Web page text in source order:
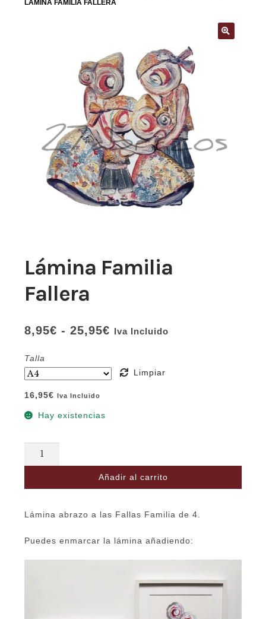
LÁMINA FAMILIA FALLERA
Lámina Familia
Fallera
8,95€ - 25,95€ Rango
desde
Iva Incluido
Talla
Limpiar
16,95€ Iva Incluido
Hay existencias
Lámina
cantidad
Añadir al carrito
Lámina abrazo a las Fallas Familia de 4.
Puedes enmarcar la lámina añadiendo: